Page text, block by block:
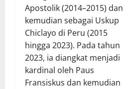
Apostolik (2014–2015) dan
kemudian sebagai Uskup
Chiclayo di Peru (2015
hingga 2023). Pada tahun
2023, ia diangkat menjadi
kardinal oleh Paus
Fransiskus dan kemudian